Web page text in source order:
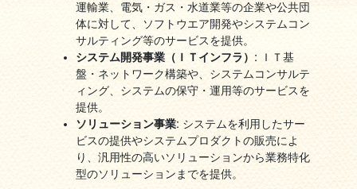
運輸業、電気・ガス・水道業等の企業や公共団
体に対して、ソフトウエア開発やシステムコン
サルティング等のサービスを提供。
システム開発事業（ＩＴインフラ）: ＩＴ基
盤・ネットワーク構築や、システムコンサルテ
ィング、システムの保守・運用等のサービスを
提供。
ソリューション事業: システムを利用したサー
ビスの提供やシステムプロダクトの販売によ
り、汎用性の高いソリューションから業務特化
型のソリューションまでを提供。